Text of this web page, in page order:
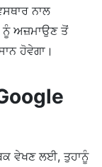
ਨਾਲ
ਨੂੰ ਅਜ਼ਮਾਉਣ ਤੋਂ
ਹੋਵੇਗਾ।
ਵੇਖਣ ਲਈ, ਤੁਹਾਨੂੰ